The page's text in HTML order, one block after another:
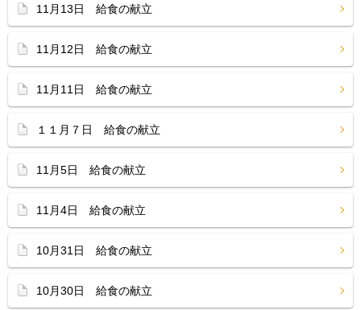
11月13日 給食の献立
11月12日 給食の献立
11月11日 給食の献立
１１月７日 給食の献立
11月5日 給食の献立
11月4日 給食の献立
10月31日 給食の献立
10月30日 給食の献立